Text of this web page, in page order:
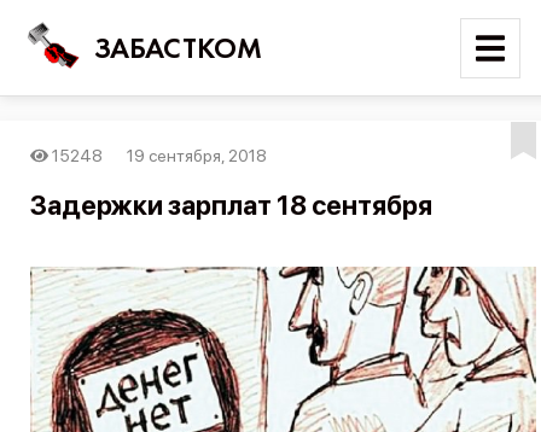
ЗАБАСТКОМ
Новости
Карта событий
Трудовые конфликты
Отчеты
15248 19 сентября, 2018
Задержки зарплат 18 сентября